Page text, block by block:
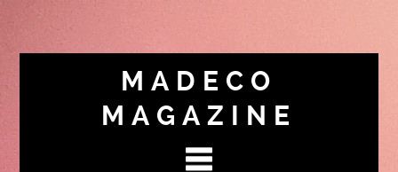
MADECO
MAGAZINE